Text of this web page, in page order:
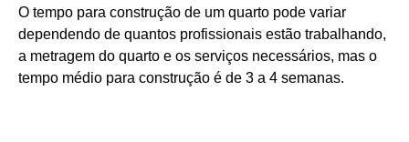
O tempo para construção de um quarto pode variar
dependendo de quantos profissionais estão trabalhando,
a metragem do quarto e os serviços necessários, mas o
tempo médio para construção é de 3 a 4 semanas.